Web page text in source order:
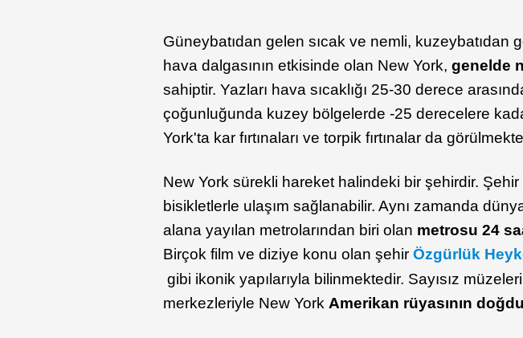
Güneybatıdan gelen sıcak ve nemli, kuzeybatıdan
hava dalgasının etkisinde olan New York, genelde
sahiptir. Yazları hava sıcaklığı 25-30 derece
çoğunluğunda kuzey bölgelerde -25 derecelere
York'ta kar fırtınaları ve torpik fırtınalar da
New York sürekli hareket halindeki bir şehirdir.
bisikletlerle ulaşım sağlanabilir. Aynı zamanda
alana yayılan metrolarından biri olan metrosu 24
Birçok film ve diziye konu olan şehirÖzgürlük
gibi ikonik yapılarıyla bilinmektedir. Sayısız
merkezleriyle New YorkAmerikan rüyasının